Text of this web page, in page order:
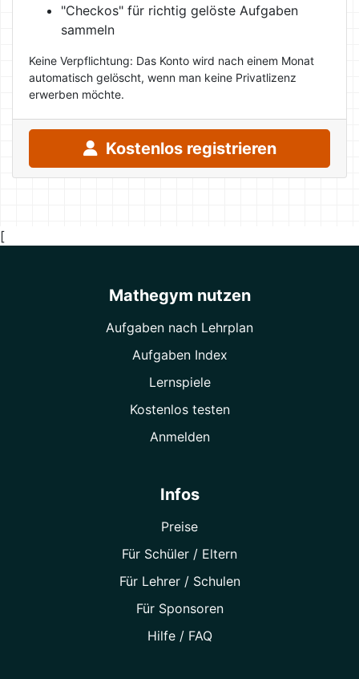
"Checkos" für richtig gelöste Aufgaben
sammeln
Keine Verpflichtung: Das Konto wird nach einem Monat
automatisch gelöscht, wenn man keine Privatlizenz
erwerben möchte.
Kostenlos registrieren
[
Mathegym nutzen
Aufgaben nach Lehrplan
Aufgaben Index
Lernspiele
Kostenlos testen
Anmelden
Infos
Preise
Für Schüler / Eltern
Für Lehrer / Schulen
Für Sponsoren
Hilfe / FAQ